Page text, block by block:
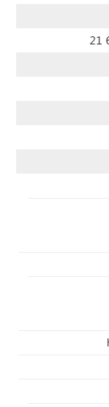
21